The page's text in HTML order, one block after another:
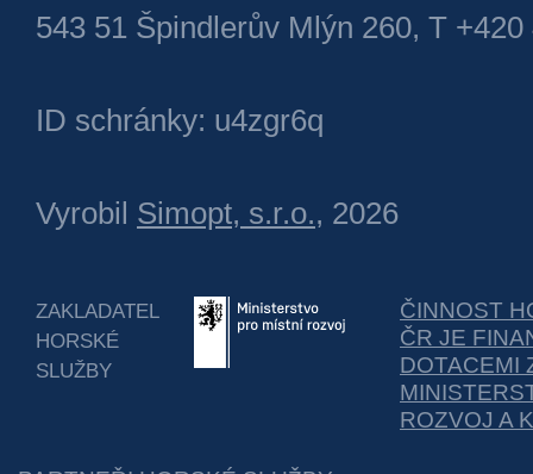
543 51 Špindlerův Mlýn 260, T +420
ID schránky: u4zgr6q
Vyrobil Simopt, s.r.o., 2026
ZAKLADATEL
HORSKÉ
SLUŽBY
ČINNOST
ČR JE
DOTACEMI
ROZVOJ A